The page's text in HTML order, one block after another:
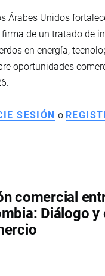
Árabes Unidos
de un tratado de
en energía,
oportunidades
SESIÓN o
comercial
Diálogo y